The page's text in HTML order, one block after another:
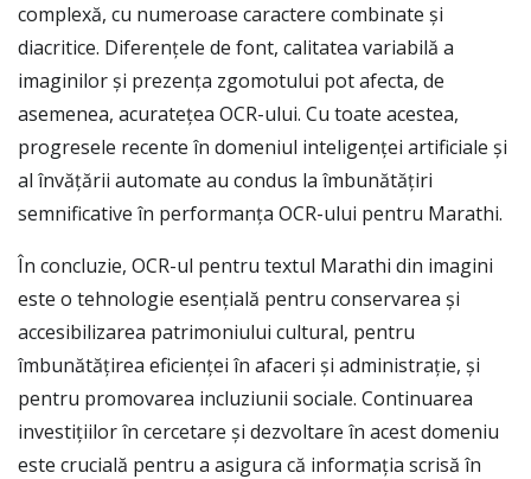
complexă, cu numeroase caractere combinate și
diacritice. Diferențele de font, calitatea variabilă a
imaginilor și prezența zgomotului pot afecta, de
asemenea, acuratețea OCR-ului. Cu toate acestea,
progresele recente în domeniul inteligenței artificiale și
al învățării automate au condus la îmbunătățiri
semnificative în performanța OCR-ului pentru Marathi.
În concluzie, OCR-ul pentru textul Marathi din imagini
este o tehnologie esențială pentru conservarea și
accesibilizarea patrimoniului cultural, pentru
îmbunătățirea eficienței în afaceri și administrație, și
pentru promovarea incluziunii sociale. Continuarea
investițiilor în cercetare și dezvoltare în acest domeniu
este crucială pentru a asigura că informația scrisă în